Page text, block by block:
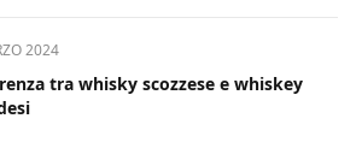
2024
tra whisky scozzese e whiskey